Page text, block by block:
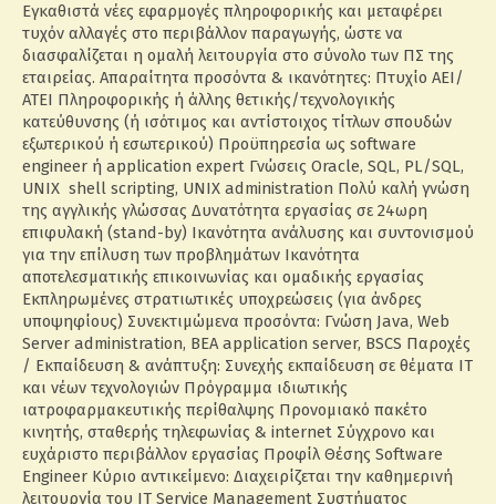
Εγκαθιστά νέες εφαρμογές πληροφορικής και μεταφέρει
τυχόν αλλαγές στο περιβάλλον παραγωγής, ώστε να
διασφαλίζεται η ομαλή λειτουργία στο σύνολο των ΠΣ της
εταιρείας. Απαραίτητα προσόντα & ικανότητες: Πτυχίο ΑΕΙ/
ΑΤΕΙ Πληροφορικής ή άλλης θετικής/τεχνολογικής
κατεύθυνσης (ή ισότιμος και αντίστοιχος τίτλων σπουδών
εξωτερικού ή εσωτερικού) Προϋπηρεσία ως software
engineer ή application expert Γνώσεις Oracle, SQL, PL/SQL,
UNIX shell scripting, UNIX administration Πολύ καλή γνώση
της αγγλικής γλώσσας Δυνατότητα εργασίας σε 24ωρη
επιφυλακή (stand-by) Ικανότητα ανάλυσης και συντονισμού
για την επίλυση των προβλημάτων Ικανότητα
αποτελεσματικής επικοινωνίας και ομαδικής εργασίας
Εκπληρωμένες στρατιωτικές υποχρεώσεις (για άνδρες
υποψηφίους) Συνεκτιμώμενα προσόντα: Γνώση Java, Web
Server administration, BEA application server, BSCS Παροχές
/ Εκπαίδευση & ανάπτυξη: Συνεχής εκπαίδευση σε θέματα ΙΤ
και νέων τεχνολογιών Πρόγραμμα ιδιωτικής
ιατροφαρμακευτικής περίθαλψης Προνομιακό πακέτο
κινητής, σταθερής τηλεφωνίας & internet Σύγχρονο και
ευχάριστο περιβάλλον εργασίας Προφίλ Θέσης Software
Engineer Κύριο αντικείμενο: Διαχειρίζεται την καθημερινή
λειτουργία του IT Service Management Συστήματος